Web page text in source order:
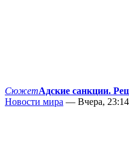
СюжетАдские санкции.
Новости мира — Вчера, 23:14